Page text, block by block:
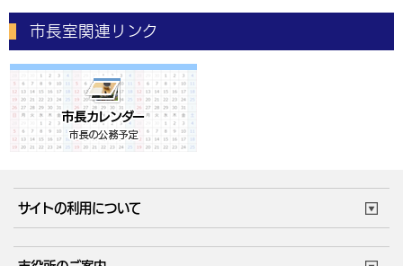
市長室関連リンク
サイトの利用について